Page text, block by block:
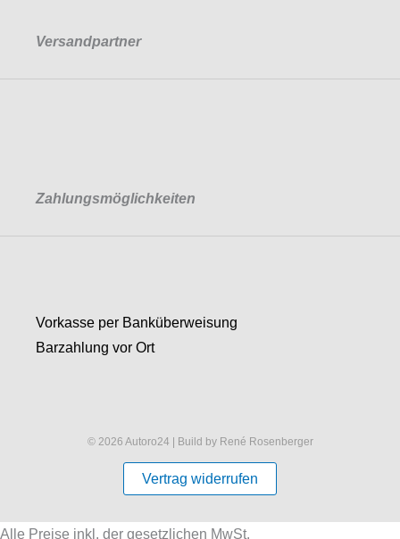
Versandpartner
Zahlungsmöglichkeiten
Vorkasse per Banküberweisung
Barzahlung vor Ort
© 2026 Autoro24 | Build by René Rosenberger
Vertrag widerrufen
Alle Preise inkl. der gesetzlichen MwSt.